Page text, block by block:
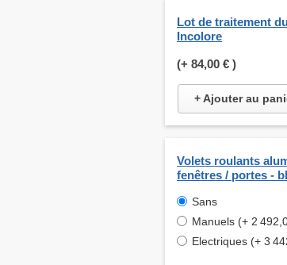
Lot de traitement
Incolore
(+ 84,00 € )
+ Ajouter au
Volets roulants
fenêtres / portes -
Sans
Manuels (+ 2
Electriques (+ 3